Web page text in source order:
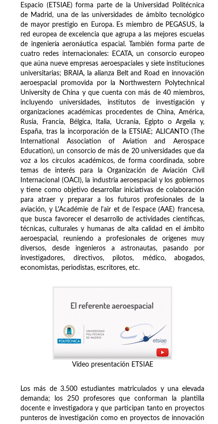
Espacio (ETSIAE) forma parte de la Universidad Politécnica
de Madrid, una de las universidades de ámbito tecnológico
de mayor prestigio en Europa. Es miembro de PEGASUS, la
red europea de excelencia que agrupa a las mejores escuelas
de ingeniería aeronáutica espacial. También forma parte de
cuatro redes internacionales: ECATA, un consorcio europeo
que aúna nueve empresas aeroespaciales y siete instituciones
universitarias; BRAIA, la alianza Belt and Road en innovación
aeroespacial promovida por la Northwestern Polytechnical
University de China y que cuenta con más de 40 miembros,
incluyendo universidades, institutos de investigación y
organizaciones académicas procedentes de China, América,
Rusia, Francia, Bélgica, Italia, Ucrania, Egipto o Argelia y,
España, tras la incorporación de la ETSIAE; ALICANTO (The
International Association of Aviation and Aerospace
Education), un consorcio de más de 20 universidades que da
voz a los círculos académicos, de forma coordinada, sobre
temas de interés para la Organización de Aviación Civil
Internacional (OACI), la industria aeroespacial y los gobiernos
y tiene como objetivo desarrollar iniciativas de colaboración
para atraer y preparar a los futuros profesionales de la
aviación, y L'Académie de l'air et de l'espace (AAE) francesa,
que busca favorecer el desarrollo de actividades científicas,
técnicas, culturales y humanas de alta calidad en el ámbito
aeroespacial, reuniendo a profesionales de orígenes muy
diversos, desde ingenieros a astronautas, pasando por
investigadores, directivos, pilotos, médico, abogados,
economistas, periodistas, escritores, etc.
Vídeo presentación ETSIAE
Los más de 3.500 estudiantes matriculados y una elevada
demanda; los 250 profesores que conforman la plantilla
docente e investigadora y que participan tanto en proyectos
punteros de investigación como en proyectos de innovación